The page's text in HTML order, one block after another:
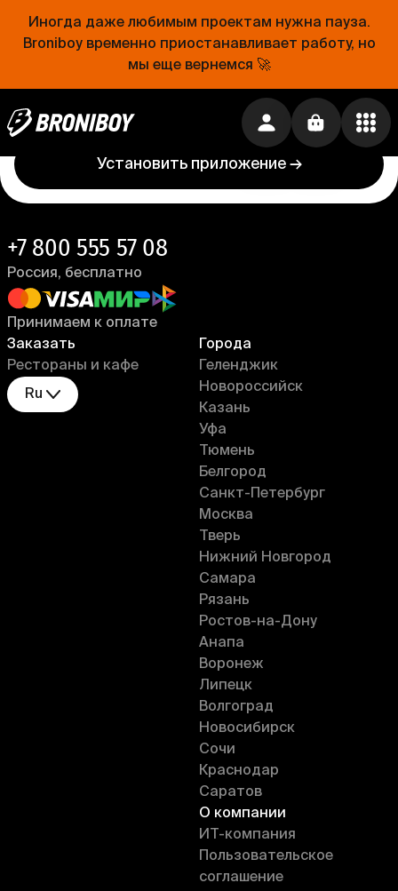
Иногда даже любимым проектам нужна пауза.
Broniboy временно приостанавливает работу, но
мы еще вернемся 🚀
Проще, чем открыть холодильник
Broniboy и закажи еду из любимого ресторана
прямо сейчас!
Установить приложение →
Заказать
Рестораны и кафе
Ru
Города
Геленджик
Новороссийск
Казань
Уфа
Тюмень
Белгород
Санкт-Петербург
Москва
Тверь
Нижний Новгород
Самара
Рязань
Ростов-на-Дону
Анапа
Воронеж
Липецк
Волгоград
Новосибирск
Сочи
Краснодар
Саратов
О компании
ИT-компания
Пользовательское
соглашение
+7 800 555 57 08
Россия, бесплатно
Принимаем к оплате